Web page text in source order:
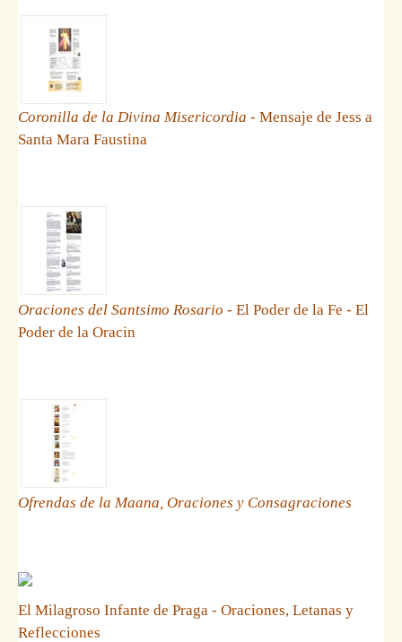
Coronilla de la Divina Misericordia - Mensaje de Jess a
Santa Mara Faustina
Oraciones del Santsimo Rosario - El Poder de la Fe - El
Poder de la Oracin
Ofrendas de la Maana, Oraciones y Consagraciones
El Milagroso Infante de Praga - Oraciones, Letanas y
Reflecciones